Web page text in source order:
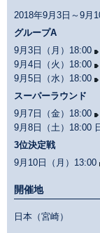
2018年9月3日～9月
グループA
9月3日（月）18:00
9月4日（火）18:00
9月5日（水）18:00
スーパーラウンド
9月7日（金）18:00
9月8日（土）18:00
3位決定戦
9月10日（月）13:00
開催地
日本（宮崎）